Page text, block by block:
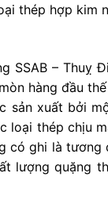
thép hợp kim
SSAB –
hàng đầu
sản xuất bởi
loại thép
có ghi là
lượng